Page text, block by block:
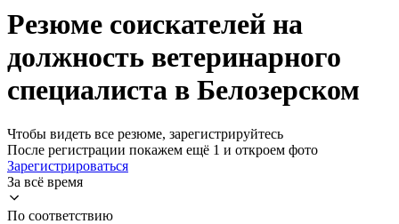
Резюме соискателей на
должность ветеринарного
специалиста в Белозерском
Чтобы видеть все резюме, зарегистрируйтесь
После регистрации покажем ещё 1 и откроем фото
Зарегистрироваться
За всё время
По соответствию